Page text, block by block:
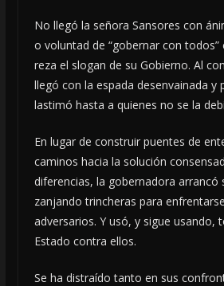
No llegó la señora Sansores con
o voluntad de “gobernar con
reza el slogan de su Gobierno. Al
llegó con la espada desenvainada y
lastimó hasta a quienes no se la
En lugar de construir puentes de
caminos hacia la solución
diferencias, la gobernadora arrancó
zanjando trincheras para
adversarios. Y usó, y sigue usando,
Estado contra ellos.
Se ha distraído tanto en sus